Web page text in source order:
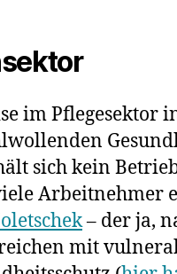
im Pflegesektor
sich kein
Arbeitnehmer
– der ja,
mit